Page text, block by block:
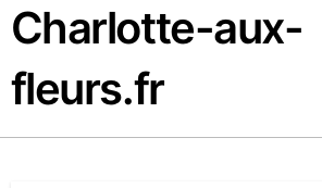
Charlotte-aux-
fleurs.fr